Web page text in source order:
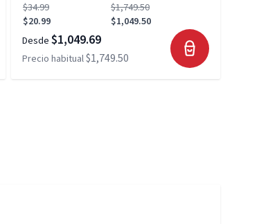
$34.99
$20.99
$1,749.50
$1,049.50
Desde $1,049.69
Precio habitual$1,749.50